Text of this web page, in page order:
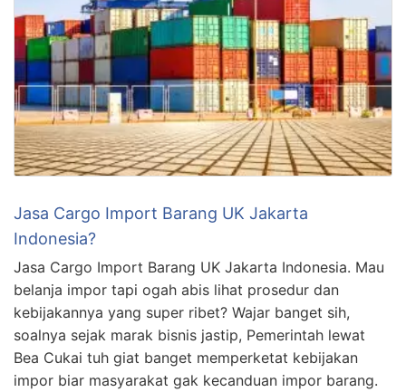
Jasa Cargo Import Barang UK Jakarta
Indonesia?
Jasa Cargo Import Barang UK Jakarta Indonesia. Mau
belanja impor tapi ogah abis lihat prosedur dan
kebijakannya yang super ribet? Wajar banget sih,
soalnya sejak marak bisnis jastip, Pemerintah lewat
Bea Cukai tuh giat banget memperketat kebijakan
impor biar masyarakat gak kecanduan impor barang.